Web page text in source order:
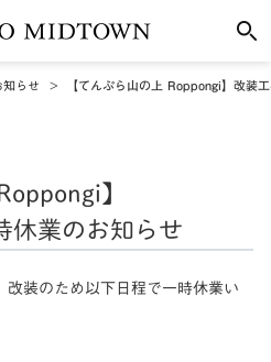
知らせ 【てんぷら山の上 Roppongi】改装
】
休業のお知らせ
装のため以下日程で一時休業い